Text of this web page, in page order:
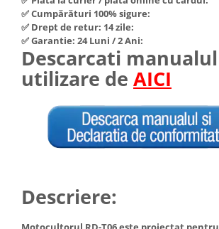
Nivela de masurat
Pistoale de impact electrice si
pneumatice
Pistoale de vopsit
Polizoare electrice de banc si
unghiulare
pornire
Hote Telescopice
Hote Traditionale
Hote Incorporabile
Hote Country
Hote Insula
Hote Cupolare
Accesorii, consumabile hote
Masini de tocat carne
Masini de spalat vase
Masini de spalat vase incorporabile
✅ Cumpărături 100% sigure:
✅ Drept de retur: 14 zile:
✅ Garantie: 24 Luni / 2 Ani:
Descarcati
utilizare de AICI
Descriere: